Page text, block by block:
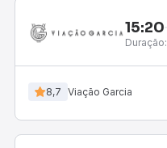
15:20
Duração:
8,7 Viação Garcia